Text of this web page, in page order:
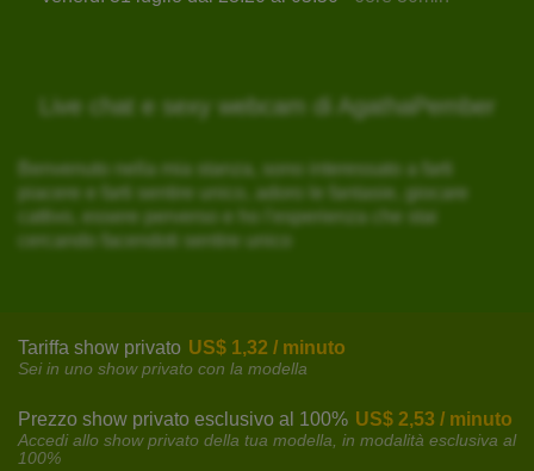
Live chat e sexy webcam di AgathaPember
Benvenuto nella mia stanza, sono interessato a farti
piacere e farti sentire unico, adoro le fantasie, giocare
cattivo, essere perverso e ho l'esperienza che stai
cercando facendoti sentire unico
Tariffa show privato US$ 1,32 / minuto
Sei in uno show privato con la modella
Prezzo show privato esclusivo al 100% US$ 2,53 / minuto
Accedi allo show privato della tua modella, in modalità esclusiva al
100%